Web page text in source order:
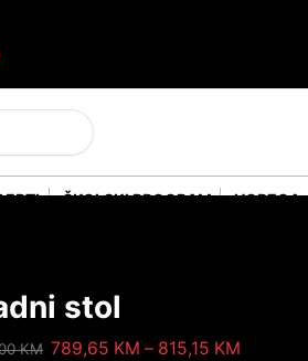
Pretraži
ŠKOLSKI PROGRAM HORECA
stol
KM 789,65 KM – 815,15 KM